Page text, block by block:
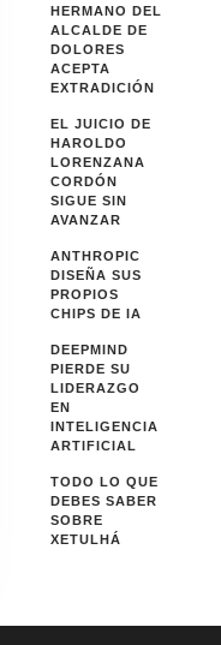
HERMANO DEL
ALCALDE DE
DOLORES
ACEPTA
EXTRADICIÓN
EL JUICIO DE
HAROLDO
LORENZANA
CORDÓN
SIGUE SIN
AVANZAR
ANTHROPIC
DISEÑA SUS
PROPIOS
CHIPS DE IA
DEEPMIND
PIERDE SU
LIDERAZGO
EN
INTELIGENCIA
ARTIFICIAL
TODO LO QUE
DEBES SABER
SOBRE
XETULHÁ